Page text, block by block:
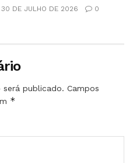
DE JULHO DE 2026 0
será publicado. Campos
*